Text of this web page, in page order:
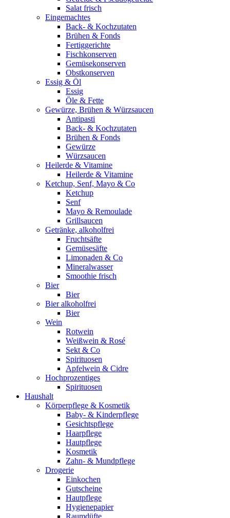
Salat frisch
Eingemachtes
Back- & Kochzutaten
Brühen & Fonds
Fertiggerichte
Fischkonserven
Gemüsekonserven
Obstkonserven
Essig & Öl
Essig
Öle & Fette
Gewürze, Brühen & Würzsaucen
Antipasti
Back- & Kochzutaten
Brühen & Fonds
Gewürze
Würzsaucen
Heilerde & Vitamine
Heilerde & Vitamine
Ketchup, Senf, Mayo & Co
Ketchup
Senf
Mayo & Remoulade
Grillsaucen
Getränke, alkoholfrei
Fruchtsäfte
Gemüsesäfte
Limonaden & Co
Mineralwasser
Smoothie frisch
Bier
Bier
Bier alkoholfrei
Bier
Wein
Rotwein
Weißwein & Rosé
Sekt & Co
Spirituosen
Apfelwein & Cidre
Hochprozentiges
Spirituosen
Haushalt
Körperpflege & Kosmetik
Baby- & Kinderpflege
Gesichtspflege
Haarpflege
Hautpflege
Kosmetik
Zahn- & Mundpflege
Drogerie
Einkochen
Gutscheine
Hautpflege
Hygienepapier
Raumdüfte